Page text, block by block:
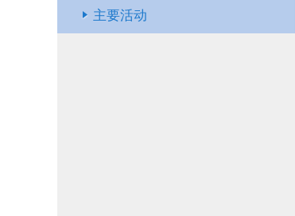
主要活动